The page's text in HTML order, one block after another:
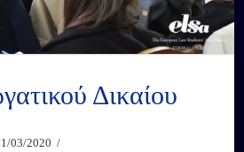
Δικαίου
03/2020